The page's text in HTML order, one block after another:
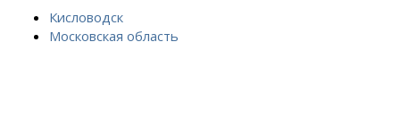
Кисловодск
Московская область